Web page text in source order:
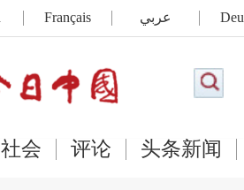
Français عربي
社会 评论 头条新闻